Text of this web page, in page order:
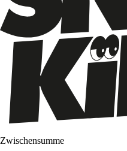
Zwischensumme